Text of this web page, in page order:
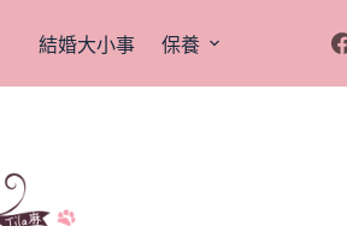
結婚大小事 保養